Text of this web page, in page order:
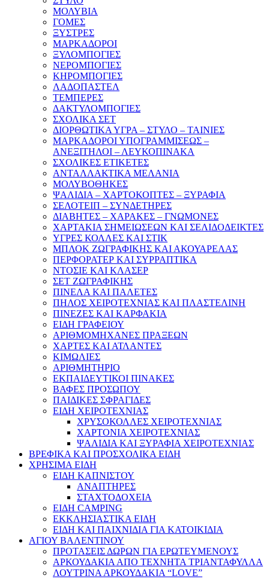
ΜΟΛΥΒΙΑ
ΓΟΜΕΣ
ΞΥΣΤΡΕΣ
ΜΑΡΚΑΔΟΡΟΙ
ΞΥΛΟΜΠΟΓΙΕΣ
ΝΕΡΟΜΠΟΓΙΕΣ
ΚΗΡΟΜΠΟΓΙΕΣ
ΛΑΔΟΠΑΣΤΕΛ
ΤΕΜΠΕΡΕΣ
ΔΑΚΤΥΛΟΜΠΟΓΙΕΣ
ΣΧΟΛΙΚΑ ΣΕΤ
ΔΙΟΡΘΩΤΙΚΑ ΥΓΡΑ – ΣΤΥΛΟ – ΤΑΙΝΙΕΣ
ΜΑΡΚΑΔΟΡΟΙ ΥΠΟΓΡΑΜΜΙΣΕΩΣ –
ΑΝΕΞΙΤΗΛΟΙ – ΛΕΥΚΟΠΙΝΑΚΑ
ΣΧΟΛΙΚΕΣ ΕΤΙΚΕΤΕΣ
ΑΝΤΑΛΛΑΚΤΙΚΑ ΜΕΛΑΝΙΑ
ΜΟΛΥΒΟΘΗΚΕΣ
ΨΑΛΙΔΙΑ – ΧΑΡΤΟΚΟΠΤΕΣ – ΞΥΡΑΦΙΑ
ΣΕΛΟΤΕΙΠ – ΣΥΝΔΕΤΗΡΕΣ
ΔΙΑΒΗΤΕΣ – ΧΑΡΑΚΕΣ – ΓΝΩΜΟΝΕΣ
ΧΑΡΤΑΚΙΑ ΣΗΜΕΙΩΣΕΩΝ ΚΑΙ ΣΕΛΙΔΟΔΕΙΚΤΕΣ
ΥΓΡΕΣ ΚΟΛΛΕΣ ΚΑΙ ΣΤΙΚ
ΜΠΛΟΚ ΖΩΓΡΑΦΙΚΗΣ ΚΑΙ ΑΚΟΥΑΡΕΛΑΣ
ΠΕΡΦΟΡΑΤΕΡ ΚΑΙ ΣΥΡΡΑΠΤΙΚΑ
ΝΤΟΣΙΕ ΚΑΙ ΚΛΑΣΕΡ
ΣΕΤ ΖΩΓΡΑΦΙΚΗΣ
ΠΙΝΕΛΑ ΚΑΙ ΠΑΛΕΤΕΣ
ΠΗΛΟΣ ΧΕΙΡΟΤΕΧΝΙΑΣ ΚΑΙ ΠΛΑΣΤΕΛΙΝΗ
ΠΙΝΕΖΕΣ ΚΑΙ ΚΑΡΦΑΚΙΑ
ΕΙΔΗ ΓΡΑΦΕΙΟΥ
ΑΡΙΘΜΟΜΗΧΑΝΕΣ ΠΡΑΞΕΩΝ
ΧΑΡΤΕΣ ΚΑΙ ΑΤΛΑΝΤΕΣ
ΚΙΜΩΛΙΕΣ
ΑΡΙΘΜΗΤΗΡΙΟ
ΕΚΠΑΙΔΕΥΤΙΚΟΙ ΠΙΝΑΚΕΣ
ΒΑΦΕΣ ΠΡΟΣΩΠΟΥ
ΠΑΙΔΙΚΕΣ ΣΦΡΑΓΙΔΕΣ
ΕΙΔΗ ΧΕΙΡΟΤΕΧΝΙΑΣ
ΧΡΥΣΟΚΟΛΛΕΣ ΧΕΙΡΟΤΕΧΝΙΑΣ
ΧΑΡΤΟΝΙΑ ΧΕΙΡΟΤΕΧΝΙΑΣ
ΨΑΛΙΔΙΑ ΚΑΙ ΞΥΡΑΦΙΑ ΧΕΙΡΟΤΕΧΝΙΑΣ
ΒΡΕΦΙΚΑ ΚΑΙ ΠΡΟΣΧΟΛΙΚΑ ΕΙΔΗ
ΧΡΗΣΙΜΑ ΕΙΔΗ
ΕΙΔΗ ΚΑΠΝΙΣΤΟΥ
ΑΝΑΠΤΗΡΕΣ
ΣΤΑΧΤΟΔΟΧΕΙΑ
ΕΙΔΗ CAMPING
ΕΚΚΛΗΣΙΑΣΤΙΚΑ ΕΙΔΗ
ΕΙΔΗ ΚΑΙ ΠΑΙΧΝΙΔΙΑ ΓΙΑ ΚΑΤΟΙΚΙΔΙΑ
ΑΓΙΟΥ ΒΑΛΕΝΤΙΝΟΥ
ΠΡΟΤΑΣΕΙΣ ΔΩΡΩΝ ΓΙΑ ΕΡΩΤΕΥΜΕΝΟΥΣ
ΑΡΚΟΥΔΑΚΙΑ ΑΠΟ ΤΕΧΝΗΤΑ ΤΡΙΑΝΤΑΦΥΛΛΑ
ΛΟΥΤΡΙΝΑ ΑΡΚΟΥΔΑΚΙΑ “LOVE”